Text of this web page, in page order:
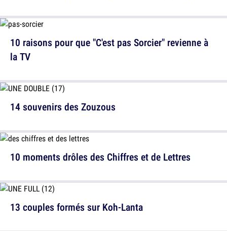
14 souvenirs des Zouzous
13 couples formés sur Koh-Lanta
10 raisons pour que "C'est pas Sorcier" revienne à
la TV
10 moments drôles des Chiffres et de Lettres